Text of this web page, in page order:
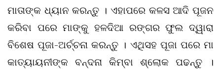
ମାତାଙ୍କ ଧ୍ୟାନ କରନ୍ତୁ । ଏହାପରେ କଳସ ଆଦି ପୂଜନ
କରିବା ପରେ ମାଙ୍କୁ ହଳଦିଆ ରଙ୍ଗର ଫୁଲ ଦ୍ୱାରା
ବିଶେଷ ପୂଜା-ଅର୍ଚ୍ଚନା କରନ୍ତୁ । ଏଥିସହ ପୂଜା ପରେ ମା
କାତ୍ୟାୟନୀଙ୍କ ବନ୍ଦନା କିମ୍ବା ଶ୍ଲୋକ ପଢନ୍ତୁ ।